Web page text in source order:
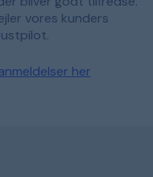
vores kunders
her